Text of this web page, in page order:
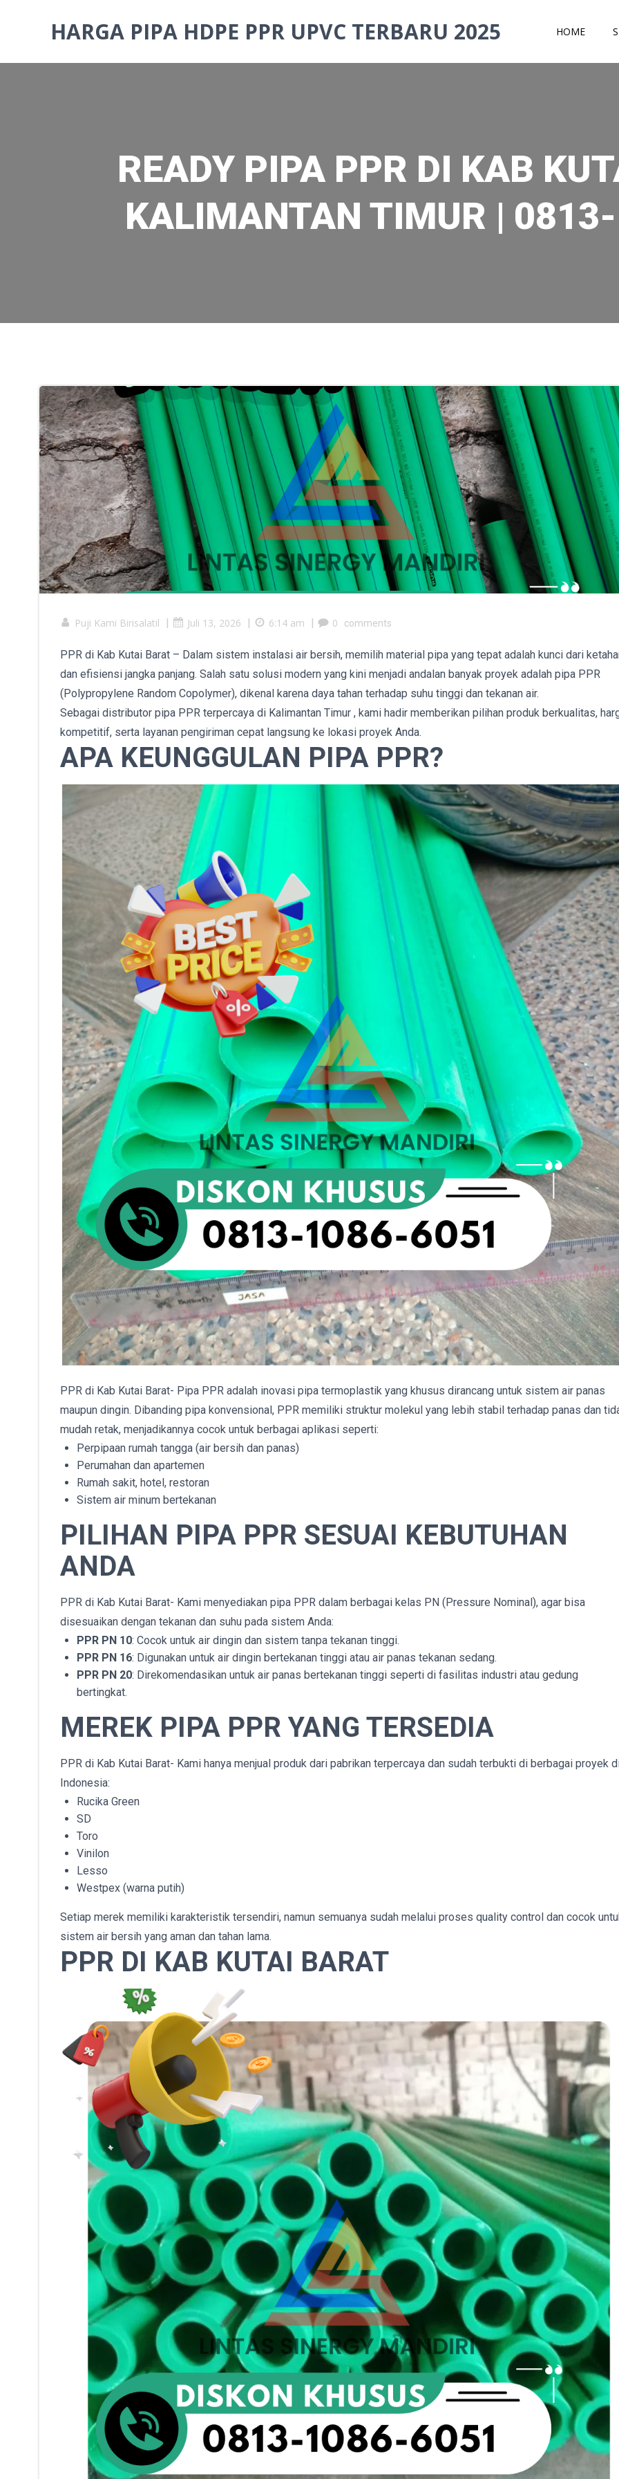
HARGA PIPA HDPE PPR UPVC TERBARU 2025 HOME
READY PIPA PPR DI KAB
KALIMANTAN TIMUR |
Puji Kami Birisalatil | Juli 13, 2026 | 6:14 am | 0 comments
PPR di Kab Kutai Barat – Dalam sistem instalasi air bersih, memilih material pipa yang tepat adalah kunci dari
dan efisiensi jangka panjang. Salah satu solusi modern yang kini menjadi andalan banyak proyek adalah pipa PPR
(Polypropylene Random Copolymer), dikenal karena daya tahan terhadap suhu tinggi dan tekanan air.
Sebagai distributor pipa PPR terpercaya di Kalimantan Timur , kami hadir memberikan pilihan produk berkualitas,
kompetitif, serta layanan pengiriman cepat langsung ke lokasi proyek Anda.
APA KEUNGGULAN PIPA PPR?
PPR di Kab Kutai Barat- Pipa PPR adalah inovasi pipa termoplastik yang khusus dirancang untuk sistem air panas
maupun dingin. Dibanding pipa konvensional, PPR memiliki struktur molekul yang lebih stabil terhadap panas dan
mudah retak, menjadikannya cocok untuk berbagai aplikasi seperti:
Perpipaan rumah tangga (air bersih dan panas)
Perumahan dan apartemen
Rumah sakit, hotel, restoran
Sistem air minum bertekanan
PILIHAN PIPA PPR SESUAI KEBUTUHAN
ANDA
PPR di Kab Kutai Barat- Kami menyediakan pipa PPR dalam berbagai kelas PN (Pressure Nominal), agar bisa
disesuaikan dengan tekanan dan suhu pada sistem Anda:
PPR PN 10: Cocok untuk air dingin dan sistem tanpa tekanan tinggi.
PPR PN 16: Digunakan untuk air dingin bertekanan tinggi atau air panas tekanan sedang.
PPR PN 20: Direkomendasikan untuk air panas bertekanan tinggi seperti di fasilitas industri atau gedung
bertingkat.
MEREK PIPA PPR YANG TERSEDIA
PPR di Kab Kutai Barat- Kami hanya menjual produk dari pabrikan terpercaya dan sudah terbukti di berbagai proyek
Indonesia:
Rucika Green
SD
Toro
Vinilon
Lesso
Westpex (warna putih)
Setiap merek memiliki karakteristik tersendiri, namun semuanya sudah melalui proses quality control dan cocok
sistem air bersih yang aman dan tahan lama.
PPR DI KAB KUTAI BARAT